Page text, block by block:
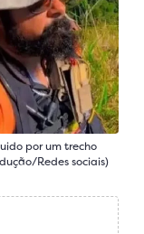
por um trecho
Redes sociais)